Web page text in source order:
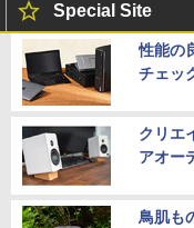
Special Site
性能の
チェッ
クリエ
アオー
鳥肌も